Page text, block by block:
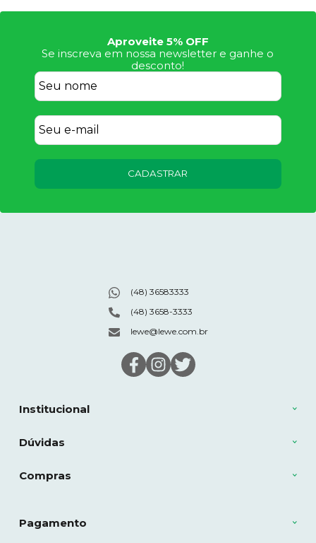
Aproveite 5% OFF
Se inscreva em nossa newsletter e ganhe o
desconto!
CADASTRAR
Institucional
Dúvidas
Compras
(48) 36583333
(48) 3658-3333
lewe@lewe.com.br
Pagamento